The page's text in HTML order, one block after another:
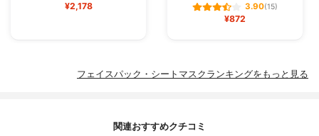
¥2,178 3.90(15)
¥872
フェイスパック・シートマスクランキングをもっと見る
関連おすすめクチコミ